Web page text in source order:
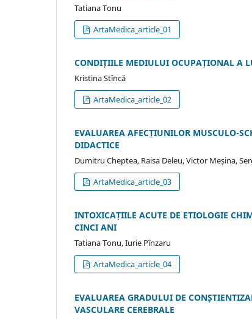
Tatiana Tonu
ArtaMedica_article_01
CONDIȚIILE MEDIULUI OCUPAȚIONAL A
Kristina Stîncă
ArtaMedica_article_02
EVALUAREA AFECȚIUNILOR MUSCULO-
DIDACTICE
Dumitru Cheptea, Raisa Deleu, Victor Meșina,
ArtaMedica_article_03
INTOXICAȚIILE ACUTE DE ETIOLOGIE
CINCI ANI
Tatiana Tonu, Iurie Pînzaru
ArtaMedica_article_04
EVALUAREA GRADULUI DE
VASCULARE CEREBRALE